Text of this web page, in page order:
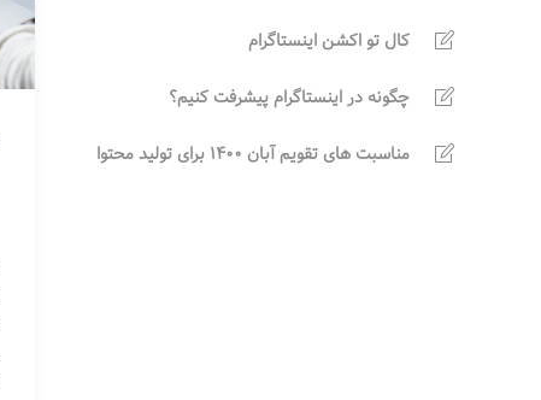
کال تو اکشن اینستاگرام
چگونه در اینستاگرام پیشرفت کنیم؟
مناسبت های تقویم آبان 1400 برای تولید محتوا